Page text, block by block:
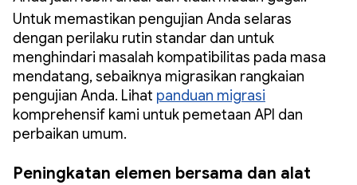
Untuk memastikan pengujian Anda selaras
dengan perilaku rutin standar dan untuk
menghindari masalah kompatibilitas pada masa
mendatang, sebaiknya migrasikan rangkaian
pengujian Anda. Lihat panduan migrasi
komprehensif kami untuk pemetaan API dan
perbaikan umum.
Peningkatan elemen bersama dan alat